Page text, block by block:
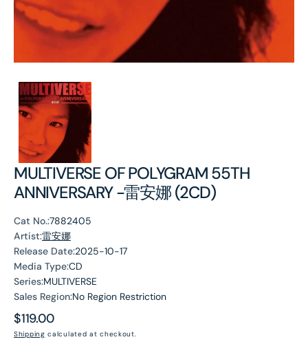
MULTIVERSE OF POLYGRAM 55TH
ANNIVERSARY -雷安娜 (2CD)
Cat No.:7882405
Artist:雷安娜
Release Date:2025-10-17
Media Type:CD
Series:MULTIVERSE
Sales Region:No Region Restriction
Regular
price
$119.00
Shipping calculated at checkout.